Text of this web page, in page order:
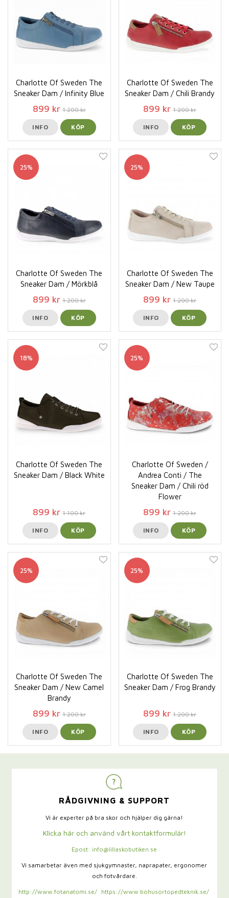
Charlotte Of Sweden The
Sneaker Dam / Infinity Blue
899 kr 1 200 kr
INFO KÖP
Charlotte Of Sweden The
Sneaker Dam / Chili Brandy
899 kr 1 200 kr
INFO KÖP
25%
Charlotte Of Sweden The
Sneaker Dam / Mörkblå
899 kr 1 200 kr
INFO KÖP
25%
Charlotte Of Sweden The
Sneaker Dam / New Taupe
899 kr 1 200 kr
INFO KÖP
18%
Charlotte Of Sweden The
Sneaker Dam / Black White
899 kr 1 100 kr
INFO KÖP
25%
Charlotte Of Sweden /
Andrea Conti / The
Sneaker Dam / Chili röd
Flower
899 kr 1 200 kr
INFO KÖP
25%
Charlotte Of Sweden The
Sneaker Dam / New Camel
Brandy
899 kr 1 200 kr
INFO KÖP
25%
Charlotte Of Sweden The
Sneaker Dam / Frog Brandy
899 kr 1 200 kr
INFO KÖP
RÅDGIVNING & SUPPORT
Vi är experter på bra skor och hjälper dig gärna!
Klicka här och använd vårt kontaktformulär!
Epost: info@lillaskobutiken.se
Vi samarbetar även med sjukgymnaster, naprapater, ergonomer
och fotvårdare.
http://www.fotanatomi.se/
https://www.bohusortopedteknik.se/